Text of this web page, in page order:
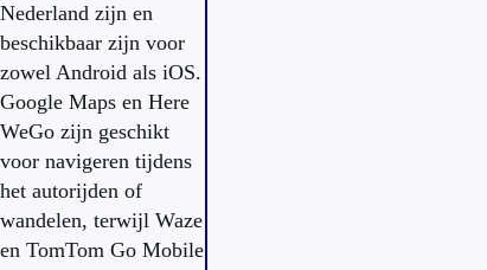
Nederland zijn en
beschikbaar zijn voor
zowel Android als iOS.
Google Maps en Here
WeGo zijn geschikt
voor navigeren tijdens
het autorijden of
wandelen, terwijl Waze
en TomTom Go Mobile